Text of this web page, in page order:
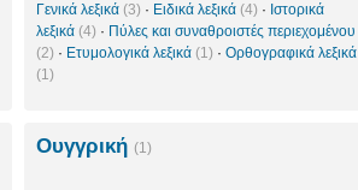
Γενικά λεξικά (3) · Ειδικά λεξικά (4) · Ιστορικά
λεξικά (4) · Πύλες και συναθροιστές περιεχομένου
(2) · Ετυμολογικά λεξικά (1) · Ορθογραφικά λεξικά
(1)
Ουγγρική (1)